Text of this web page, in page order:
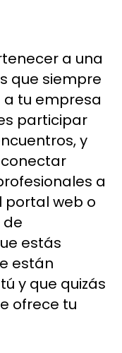
a una
que siempre
tu empresa
participar
y
a
portal web o
estás
están
y que quizás
ofrece tu